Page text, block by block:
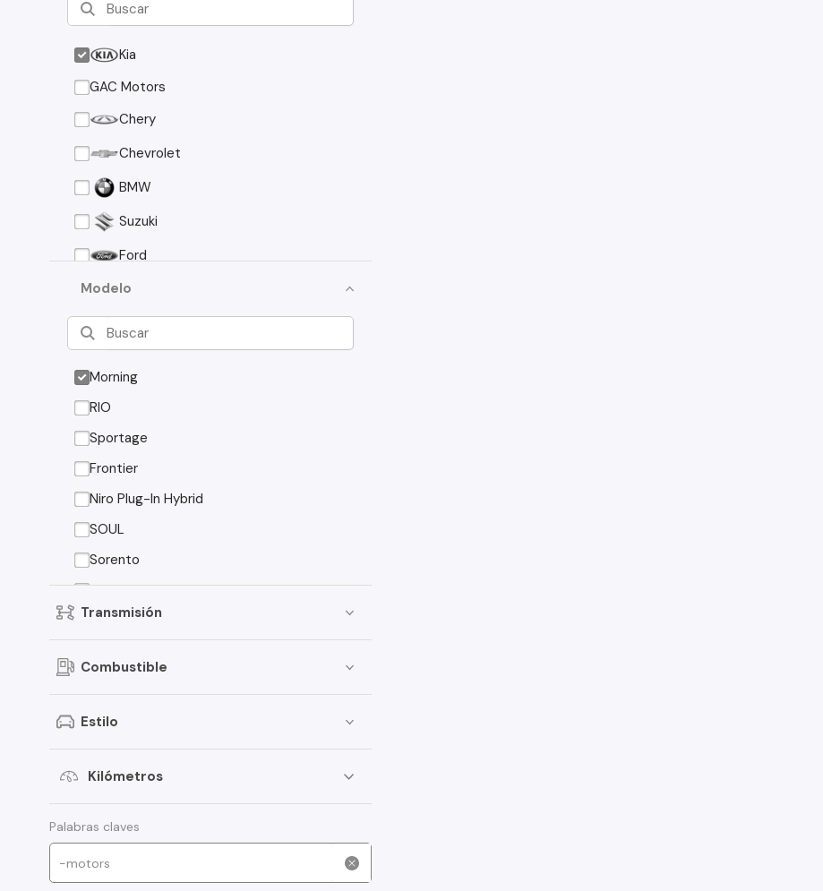
Kia
GAC Motors
Chery
Chevrolet
BMW
Suzuki
Ford
Asia Motors
Mazda
Volkswagen
Nissan
Foton
Jeep
Mitsubishi
Audi
Haval
Honda
Jetour
Modelo
Morning
RIO
Sportage
Frontier
Niro Plug-In Hybrid
SOUL
Sorento
Sorento EX
Transmisión
Combustible
Estilo
Kilómetros
Palabras claves